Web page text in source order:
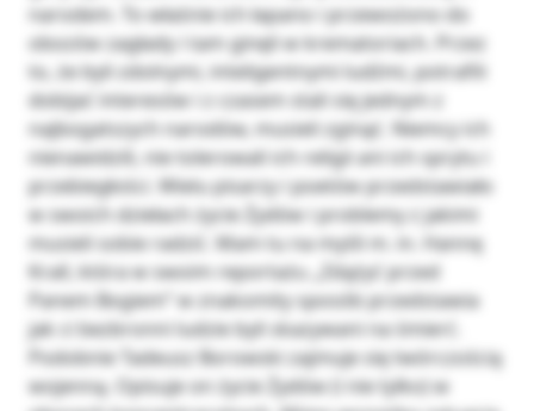
narodem. To właśnie ich łapano i przewożono do
obozów zagłady i tam ginęli w krematoriach. Przez
to, że byli zdolnymi, inteligentnymi ludźmi, potrafili
dobijać interesów i z czasem stali się jednym z
najbogatszych narodów, musieli zginąć. Niemcy ich
nienawidzili, nie tolerowali ich religii ani ich sprytu i
przebiegłości. Wielu pisarzy i poetów przedstawiało
w swoich dziełach życie Żydów i problemy z jakimi
musieli sobie radzić. Mam tu na myśli m. in. Hannę
Krall, która w swoim reportażu „Zdążyć przed
Panem Bogiem” w znakomity sposób przedstawia
jak ci bezbronni ludzie byli skazywani na śmierć.
Podobnie Tadeusz Borowski zajmuje się twórczością
wojenną. Opisuje on życie Żydów (i nie tylko) w